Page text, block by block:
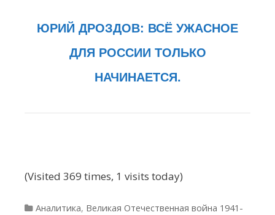
ЮРИЙ ДРОЗДОВ: ВСЁ УЖАСНОЕ
ДЛЯ РОССИИ ТОЛЬКО
НАЧИНАЕТСЯ.
(Visited 369 times, 1 visits today)
Рубрики
Аналитика, Великая Отечественная война 1941-